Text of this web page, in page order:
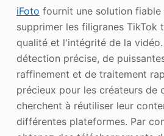
iFoto fournit une solution
supprimer les filigranes TikTok
qualité et l'intégrité de la
détection précise, de
raffinement et de traitement
précieux pour les créateurs de
cherchent à réutiliser leur
différentes plateformes. Par